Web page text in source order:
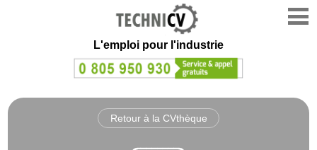
L'emploi pour l'industrie
Retour à la CVthèque